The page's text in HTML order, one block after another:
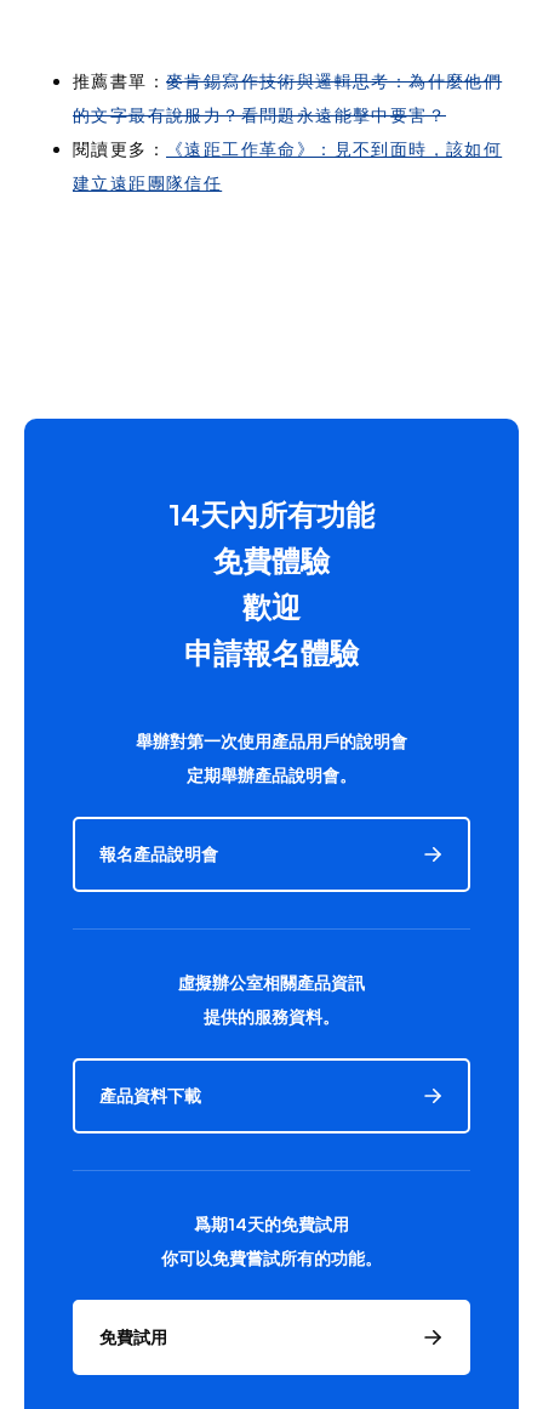
推薦書單： 麥肯錫寫作技術與邏輯思考：為什麼他們
的文字最有說服力？看問題永遠能擊中要害？
閱讀更多：
《遠距工作革命》：見不到面時，該如何
建立遠距團隊信任
14天內所有功能
免費體驗
歡迎
申請報名體驗
舉辦對第一次使用產品用戶的說明會
定期舉辦產品說明會。
報名產品說明會
虛擬辦公室相關產品資訊
提供的服務資料。
產品資料下載
爲期14天的免費試用
你可以免費嘗試所有的功能。
免費試用